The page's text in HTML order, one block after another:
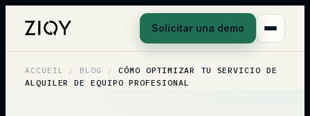
Solicitar una demo
ACCUEIL / BLOG /
CÓMO OPTIMIZAR TU SERVICIO DE
ALQUILER DE EQUIPO PROFESIONAL